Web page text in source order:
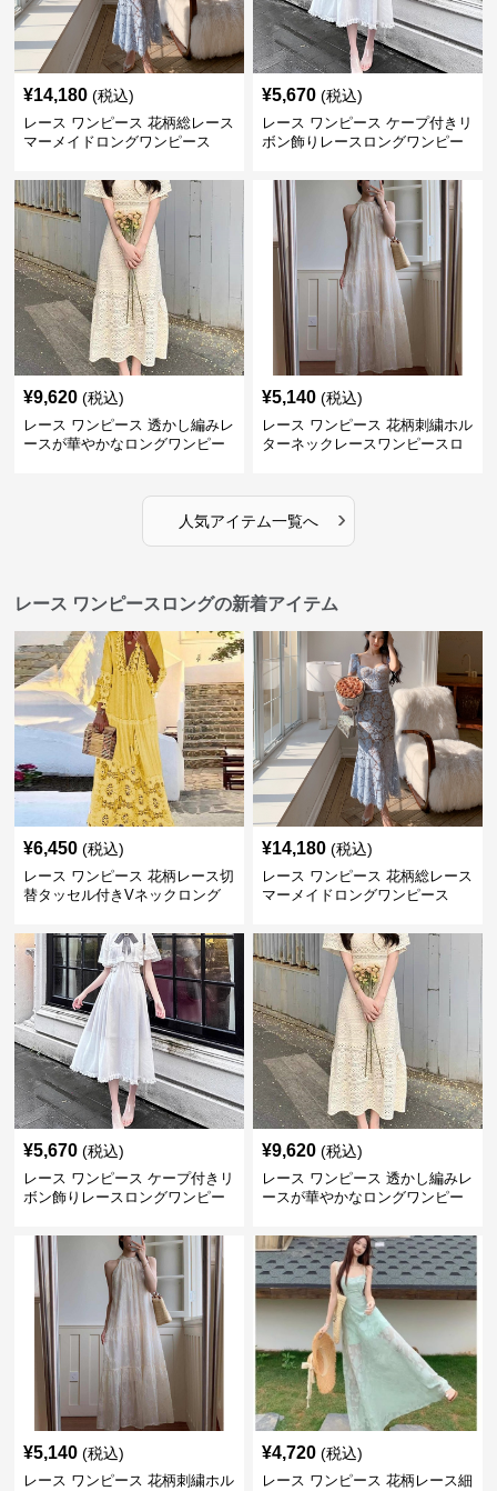
¥14,180 (税込)
レース ワンピース 花柄総レース
マーメイドロングワンピース
¥5,670 (税込)
レース ワンピース ケープ付きリ
ボン飾りレースロングワンピー
¥9,620 (税込)
レース ワンピース 透かし編みレ
ースが華やかなロングワンピー
¥5,140 (税込)
レース ワンピース 花柄刺繍ホル
ターネックレースワンピースロ
人気アイテム一覧へ ›
レース ワンピースロングの新着アイテム
¥6,450 (税込)
レース ワンピース 花柄レース切
替タッセル付きVネックロング
¥14,180 (税込)
レース ワンピース 花柄総レース
マーメイドロングワンピース
¥5,670 (税込)
レース ワンピース ケープ付きリ
ボン飾りレースロングワンピー
¥9,620 (税込)
レース ワンピース 透かし編みレ
ースが華やかなロングワンピー
¥5,140 (税込)
レース ワンピース 花柄刺繍ホル
¥4,720 (税込)
レース ワンピース 花柄レース細